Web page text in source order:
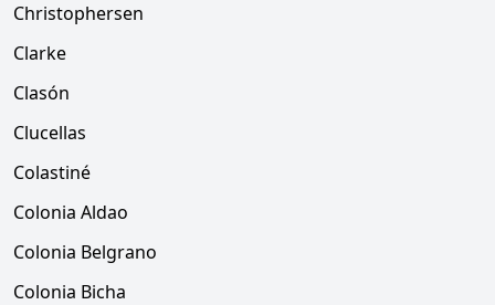
Christophersen
Clarke
Clasón
Clucellas
Colastiné
Colonia Aldao
Colonia Belgrano
Colonia Bicha